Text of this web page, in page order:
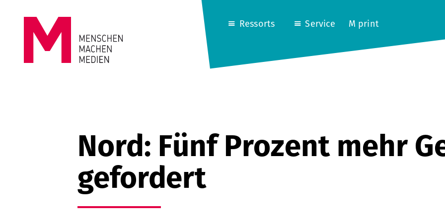
MEDIEN
Ressorts Service M print
Nord: Fünf Prozent mehr
gefordert